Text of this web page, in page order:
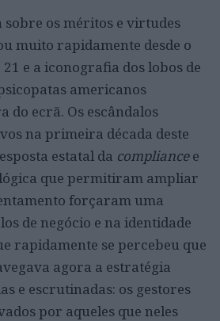
os méritos e virtudes
muito rapidamente desde o
e a iconografia dos lobos de
americanos
do ecrã. Os escândalos
na primeira década deste
estatal da compliancee
que permitiram ampliar
forçaram uma
de negócio e na identidade
rapidamente se percebeu que
agora a estratégia
e escrutinadas: os gestores
por aqueles que neles